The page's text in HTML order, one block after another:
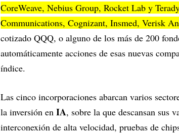
CoreWeave, Nebius Group, Rocket Lab y
Communications, Cognizant, Insmed, Verisk
cotizado QQQ, o alguno de los más de 200
automáticamente acciones de esas nuevas
índice.
Las cinco incorporaciones abarcan varios
la inversión en IA, sobre la que descansan sus
interconexión de alta velocidad, pruebas de